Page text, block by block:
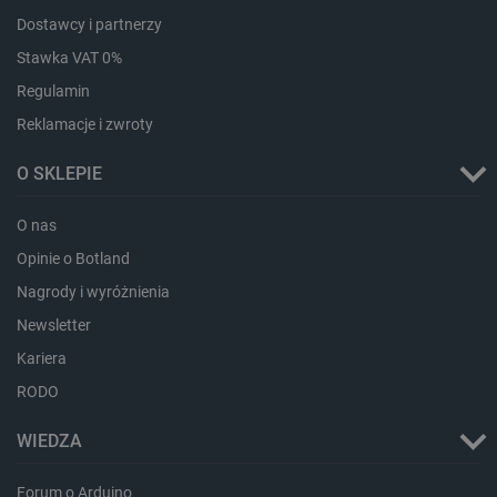
Dostawcy i partnerzy
Stawka VAT 0%
Regulamin
Reklamacje i zwroty
O SKLEPIE
O nas
Opinie o Botland
Nagrody i wyróżnienia
Newsletter
Kariera
RODO
WIEDZA
Forum o Arduino
_smvs
botland.com.pl